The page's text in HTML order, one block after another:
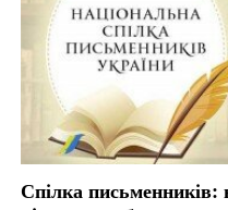
Спілка письменників: